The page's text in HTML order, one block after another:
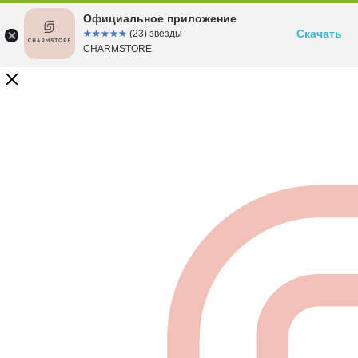
Официальное приложение
☆☆☆☆☆
★★★★★ (23) звезды
CHARMSTORE
Скачать